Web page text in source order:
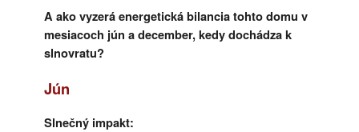
A ako vyzerá energetická bilancia tohto domu v
mesiacoch jún a december, kedy dochádza k
slnovratu?
Jún
Slnečný impakt: